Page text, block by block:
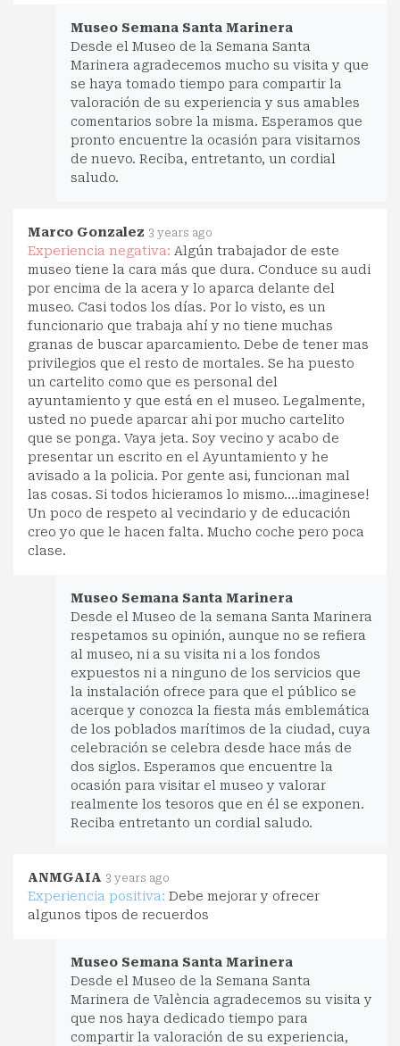
Museo Semana Santa Marinera
Desde el Museo de la Semana Santa
Marinera agradecemos mucho su visita y que
se haya tomado tiempo para compartir la
valoración de su experiencia y sus amables
comentarios sobre la misma. Esperamos que
pronto encuentre la ocasión para visitarnos
de nuevo. Reciba, entretanto, un cordial
saludo.
Marco Gonzalez 3 years ago
Experiencia negativa: Algún trabajador de este
museo tiene la cara más que dura. Conduce su audi
por encima de la acera y lo aparca delante del
museo. Casi todos los días. Por lo visto, es un
funcionario que trabaja ahí y no tiene muchas
granas de buscar aparcamiento. Debe de tener mas
privilegios que el resto de mortales. Se ha puesto
un cartelito como que es personal del
ayuntamiento y que está en el museo. Legalmente,
usted no puede aparcar ahi por mucho cartelito
que se ponga. Vaya jeta. Soy vecino y acabo de
presentar un escrito en el Ayuntamiento y he
avisado a la policia. Por gente asi, funcionan mal
las cosas. Si todos hicieramos lo mismo....imaginese!
Un poco de respeto al vecindario y de educación
creo yo que le hacen falta. Mucho coche pero poca
clase.
Museo Semana Santa Marinera
Desde el Museo de la semana Santa Marinera
respetamos su opinión, aunque no se refiera
al museo, ni a su visita ni a los fondos
expuestos ni a ninguno de los servicios que
la instalación ofrece para que el público se
acerque y conozca la fiesta más emblemática
de los poblados marítimos de la ciudad, cuya
celebración se celebra desde hace más de
dos siglos. Esperamos que encuentre la
ocasión para visitar el museo y valorar
realmente los tesoros que en él se exponen.
Reciba entretanto un cordial saludo.
ANMGAIA 3 years ago
Experiencia positiva: Debe mejorar y ofrecer
algunos tipos de recuerdos
Museo Semana Santa Marinera
Desde el Museo de la Semana Santa
Marinera de València agradecemos su visita y
que nos haya dedicado tiempo para
compartir la valoración de su experiencia,